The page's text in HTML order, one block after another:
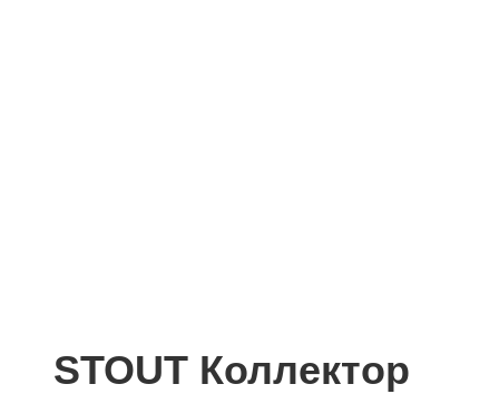
STOUT Коллектор